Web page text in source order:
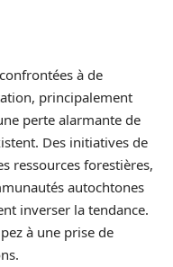
à de
principalement
perte alarmante de
Des initiatives de
ressources forestières,
autochtones
inverser la tendance.
à une prise de